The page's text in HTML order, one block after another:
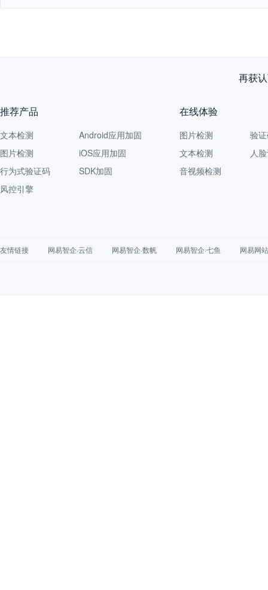
再获
推荐产品
文本检测
图片检测
行为式验证码
风控引擎
Android应用加固
iOS应用加固
SDK加固
在线体验
图片检测
文本检测
音视频检测
验
人
友情链接 网易智企·云信 网易智企·数帆 网易智企·七鱼 网易网